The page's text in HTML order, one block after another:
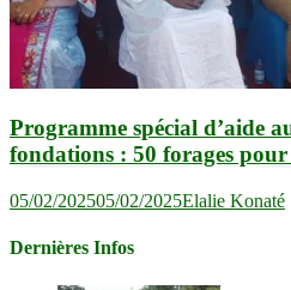
Programme spécial d’aide
fondations : 50 forages
05/02/202505/02/2025Elalie Konaté
Dernières Infos